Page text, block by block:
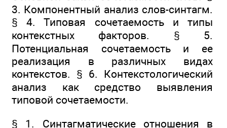
3. Компонентный анализ слов-синтагм.
§ 4. Типовая сочетаемость и типы
контекстных факторов. § 5.
Потенциальная сочетаемость и ее
реализация в различных видах
контекстов. § 6. Контекстологический
анализ как средство выявления
типовой сочетаемости.
§ 1. Синтагматические отношения в